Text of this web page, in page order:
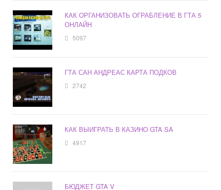
КАК ОРГАНИЗОВАТЬ ОГРАБЛЕНИЕ В ГТА 5
ОНЛАЙН
5097
ГТА САН АНДРЕАС КАРТА ПОДКОВ
2742
КАК ВЫИГРАТЬ В КАЗИНО GTA SA
4917
БЮДЖЕТ GTA V